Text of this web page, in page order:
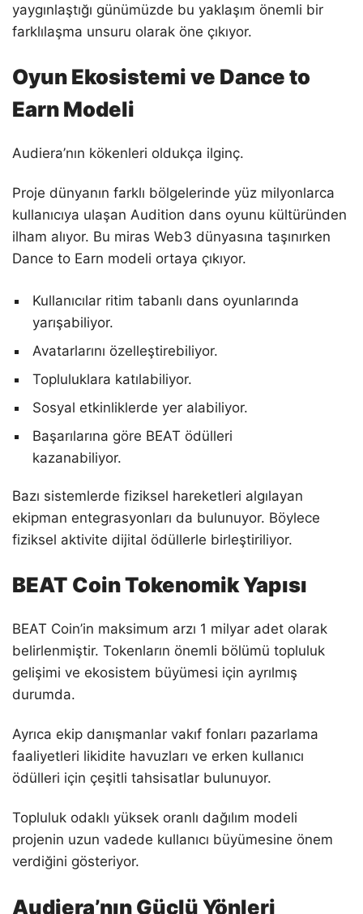
yaygınlaştığı günümüzde bu yaklaşım önemli bir
farklılaşma unsuru olarak öne çıkıyor.
Oyun Ekosistemi ve Dance to
Earn Modeli
Audiera’nın kökenleri oldukça ilginç.
Proje dünyanın farklı bölgelerinde yüz milyonlarca
kullanıcıya ulaşan Audition dans oyunu kültüründen
ilham alıyor. Bu miras Web3 dünyasına taşınırken
Dance to Earn modeli ortaya çıkıyor.
Kullanıcılar ritim tabanlı dans oyunlarında
yarışabiliyor.
Avatarlarını özelleştirebiliyor.
Topluluklara katılabiliyor.
Sosyal etkinliklerde yer alabiliyor.
Başarılarına göre BEAT ödülleri
kazanabiliyor.
Bazı sistemlerde fiziksel hareketleri algılayan
ekipman entegrasyonları da bulunuyor. Böylece
fiziksel aktivite dijital ödüllerle birleştiriliyor.
BEAT Coin Tokenomik Yapısı
BEAT Coin’in maksimum arzı 1 milyar adet olarak
belirlenmiştir. Tokenların önemli bölümü topluluk
gelişimi ve ekosistem büyümesi için ayrılmış
durumda.
Ayrıca ekip danışmanlar vakıf fonları pazarlama
faaliyetleri likidite havuzları ve erken kullanıcı
ödülleri için çeşitli tahsisatlar bulunuyor.
Topluluk odaklı yüksek oranlı dağılım modeli
projenin uzun vadede kullanıcı büyümesine önem
verdiğini gösteriyor.
Audiera’nın Güçlü Yönleri